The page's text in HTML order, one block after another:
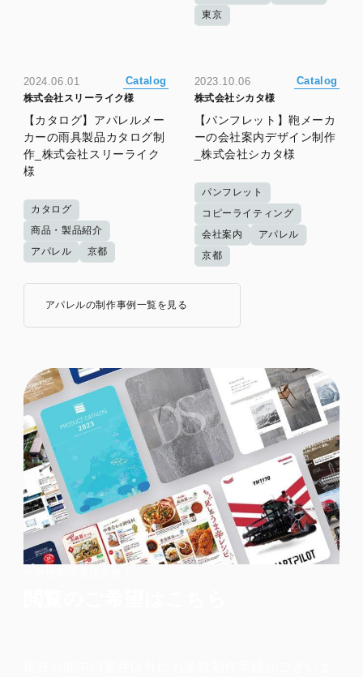
東京
2024.06.01 Catalog
株式会社スリーライク様
【カタログ】アパレルメー
カーの雨具製品カタログ制
作_株式会社スリーライク
様
カタログ
商品・製品紹介
アパレル
京都
2023.10.06 Catalog
株式会社シカタ様
【パンフレット】鞄メーカ
ーの会社案内デザイン制作
_株式会社シカタ様
パンフレット
コピーライティング
会社案内
アパレル
京都
アパレルの制作事例一覧を見る